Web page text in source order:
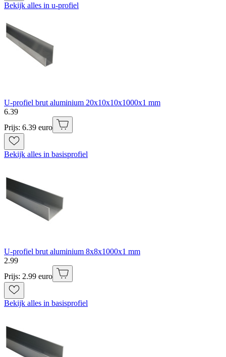
Bekijk alles in u-profiel
U-profiel brut aluminium 20x10x10x1000x1 mm
6.39
Prijs: 6.39 euro
Bekijk alles in basisprofiel
U-profiel brut aluminium 8x8x1000x1 mm
2.99
Prijs: 2.99 euro
Bekijk alles in basisprofiel